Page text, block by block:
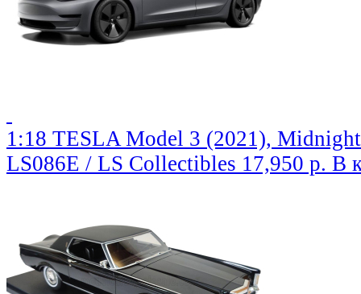
1:18 TESLA Model 3 (2021),
LS086E / LS Collectibles 17,950 р. В